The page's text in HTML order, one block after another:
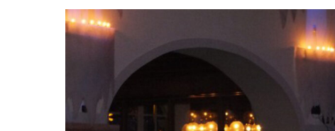
Gallery